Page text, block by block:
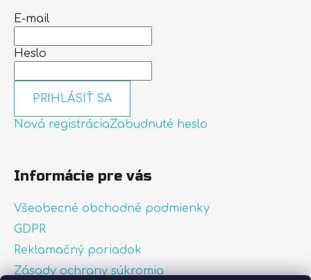
E-mail
Heslo
PRIHLÁSIŤ SA
Nová registráciaZabudnuté heslo
Informácie pre vás
Všeobecné obchodné podmienky
GDPR
Reklamačný poriadok
Zásady ochrany súkromia